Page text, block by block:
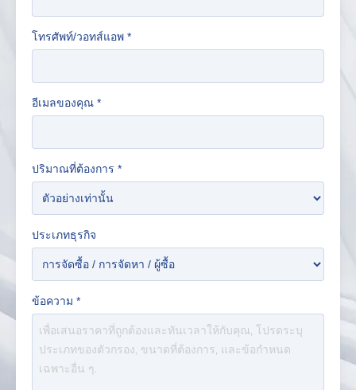
โทรศัพท์/วอทส์แอพ *
อีเมลของคุณ *
ปริมาณที่ต้องการ *
ประเภทธุรกิจ
ข้อความ *